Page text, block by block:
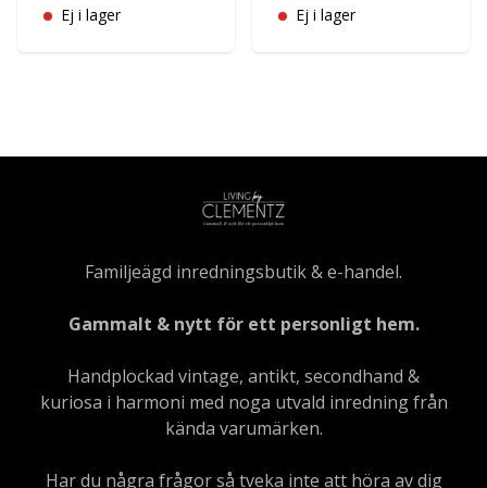
Ej i lager Ej i lager
Familjeägd inredningsbutik & e-handel.
Gammalt & nytt för ett personligt hem.
Handplockad vintage, antikt, secondhand &
kuriosa i harmoni med noga utvald inredning från
kända varumärken.
Har du några frågor så tveka inte att höra av dig